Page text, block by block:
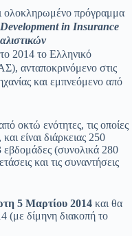
ολοκληρωμένο πρόγραμμα
Developmentin Insurance
2014 το Ελληνικό
ανταποκρινόμενο στις
και εμπνεόμενο από
οκτώ ενότητες, τις οποίες
είναι διάρκειας 250
εβδομάδες (συνολικά 280
και τις συναντήσεις
5 Μαρτίου 2014 και θα
(με δίμηνη διακοπή το